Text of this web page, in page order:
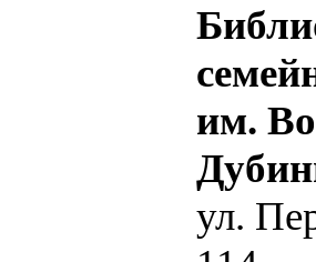
им.
ул.